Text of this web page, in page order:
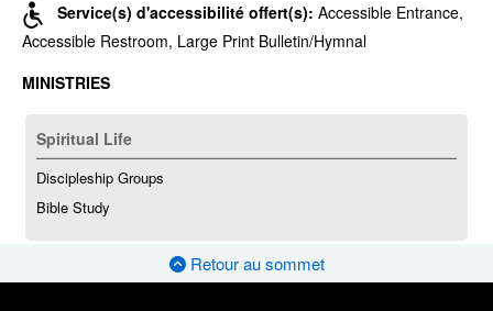
Service(s) d'accessibilité offert(s): Accessible Entrance,
Accessible Restroom, Large Print Bulletin/Hymnal
MINISTRIES
Spiritual Life
Discipleship Groups
Bible Study
Retour au sommet